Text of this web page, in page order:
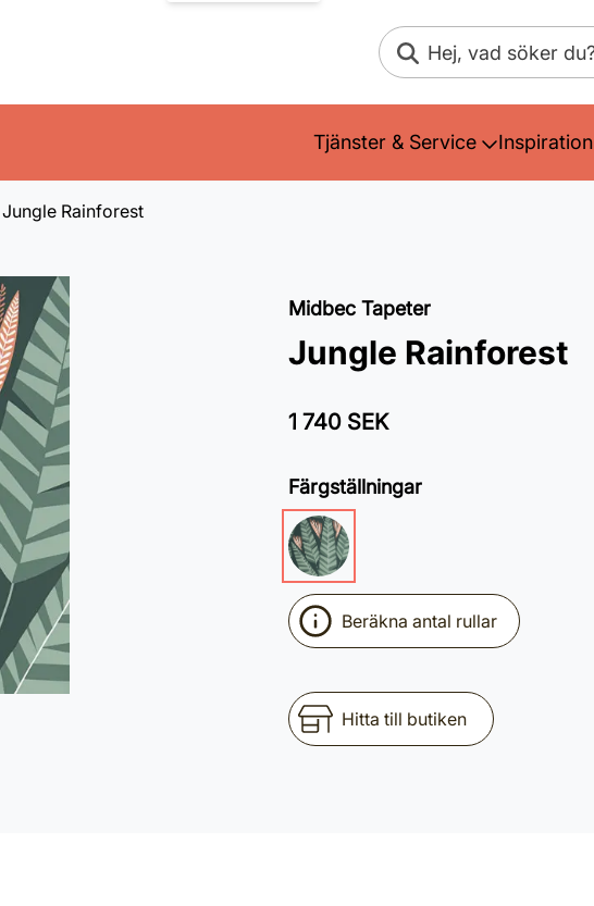
Sök
Tjänster & Service Inspiration
Jungle Rainforest
Midbec Tapeter
Jungle Rainforest
1 740 SEK
Färgställningar
Beräkna antal rullar
Hitta till butiken